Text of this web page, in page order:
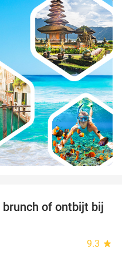
35%
brunch of ontbijt bij
9.3 star